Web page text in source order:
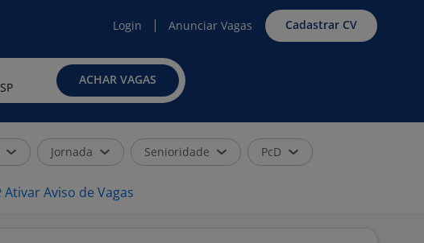
Login Anunciar Vagas Cadastrar CV
ACHAR VAGAS
Jornada Senioridade PcD
Ativar Aviso de Vagas